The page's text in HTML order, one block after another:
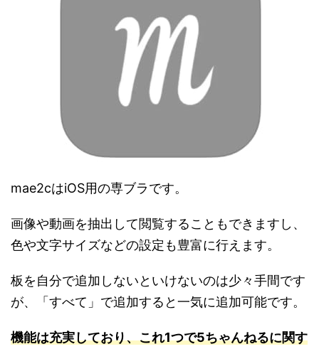
mae2cはiOS用の専ブラです。
画像や動画を抽出して閲覧することもできますし、
色や文字サイズなどの設定も豊富に行えます。
板を自分で追加しないといけないのは少々手間です
が、「すべて」で追加すると一気に追加可能です。
機能は充実しており、これ1つで5ちゃんねるに関す